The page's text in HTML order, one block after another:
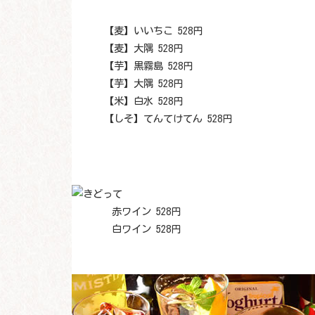
【麦】いいちこ 528円
【麦】大隅 528円
【芋】黒霧島 528円
【芋】大隅 528円
【米】白水 528円
【しそ】てんてけてん 528円
赤ワイン 528円
白ワイン 528円